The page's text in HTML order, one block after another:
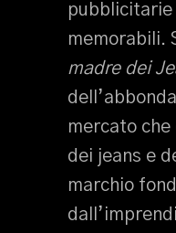
pubblicitarie
memorabili.
madre dei
mercato
dei jeans e
marchio